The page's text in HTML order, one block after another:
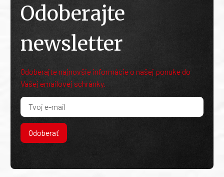
Odoberajte
newsletter
Odoberajte najnovšie informácie o našej ponuke do
Vašej emailovej schránky.
Odoberať